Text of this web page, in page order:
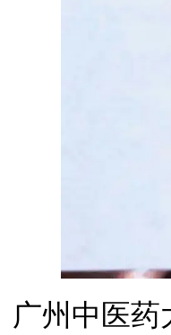
广州中医